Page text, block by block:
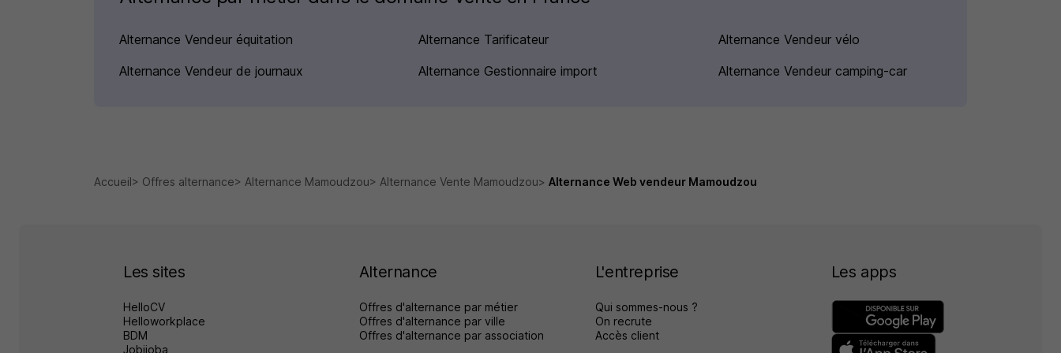
Alternance Vendeur équitation Alternance Tarificateur
Alternance Vendeur vélo
Alternance Vendeur de journaux
Alternance Gestionnaire import Alternance Vendeur camping-car
Accueil Offres alternance Alternance Mamoudzou Alternance Vente Mamoudzou Alternance Web vendeur Mamoudzou
Les sites
HelloCV
Helloworkplace
BDM
Jobijoba
Alternance
Offres d'alternance par métier
Offres d'alternance par ville
Offres d'alternance par association
L'entreprise
Qui sommes-nous ?
On recrute
Accès client
Les apps